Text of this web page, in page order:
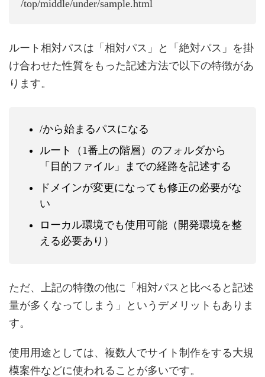
/top/middle/under/sample.html
ルート相対パスは「相対パス」と「絶対パス」を掛
け合わせた性質をもった記述方法で以下の特徴があ
ります。
/から始まるパスになる
ルート（1番上の階層）のフォルダから
「目的ファイル」までの経路を記述する
ドメインが変更になっても修正の必要がな
い
ローカル環境でも使用可能（開発環境を整
える必要あり）
ただ、上記の特徴の他に「相対パスと比べると記述
量が多くなってしまう」というデメリットもありま
す。
使用用途としては、複数人でサイト制作をする大規
模案件などに使われることが多いです。